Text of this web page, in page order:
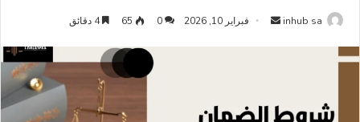
inhub sa
أرسل فبراير 10, 2026 0
65 4 دقائق